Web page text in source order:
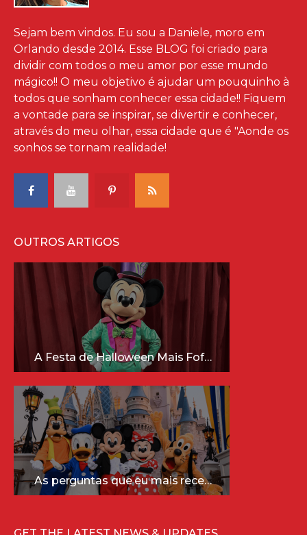
Sejam bem vindos. Eu sou a Daniele, moro em
Orlando desde 2014. Esse BLOG foi criado para
dividir com todos o meu amor por esse mundo
mágico!! O meu objetivo é ajudar um pouquinho à
todos que sonham conhecer essa cidade!! Fiquem
a vontade para se inspirar, se divertir e conhecer,
através do meu olhar, essa cidade que é "Aonde os
sonhos se tornam realidade!
OUTROS ARTIGOS
A Festa de Halloween Mais Fofa da Disney Está Chegando!
As perguntas que eu mais recebo sobre a Disney (e as respostas mais sinceras!)